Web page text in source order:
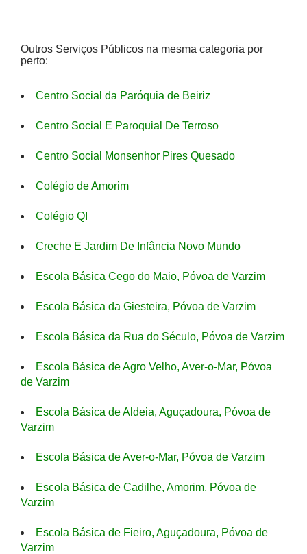
Outros Serviços Públicos na mesma categoria por
perto:
Centro Social da Paróquia de Beiriz
Centro Social E Paroquial De Terroso
Centro Social Monsenhor Pires Quesado
Colégio de Amorim
Colégio QI
Creche E Jardim De Infância Novo Mundo
Escola Básica Cego do Maio, Póvoa de Varzim
Escola Básica da Giesteira, Póvoa de Varzim
Escola Básica da Rua do Século, Póvoa de Varzim
Escola Básica de Agro Velho, Aver-o-Mar, Póvoa
de Varzim
Escola Básica de Aldeia, Aguçadoura, Póvoa de
Varzim
Escola Básica de Aver-o-Mar, Póvoa de Varzim
Escola Básica de Cadilhe, Amorim, Póvoa de
Varzim
Escola Básica de Fieiro, Aguçadoura, Póvoa de
Varzim